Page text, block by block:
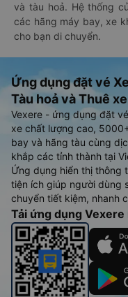
và tàu hoả. Hệ thống
các hãng máy bay, xe
cho bạn di chuyển.
Ứng dụng đặt vé
Tàu hoả và Thuê xe
Vexere - ứng dụng đặt
xe chất lượng cao,
bay và hãng tàu cùng
khắp các tỉnh thành tại
Ứng dụng hiển thị thông
tiện ích giúp người dùng
chuyển tiết kiệm, nhanh
Tải ứng dụng Vexere